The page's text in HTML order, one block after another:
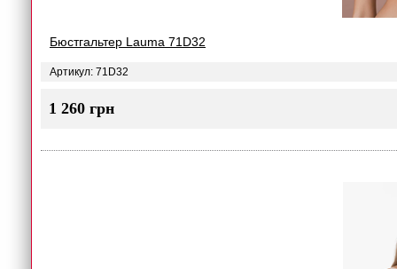
Бюстгальтер Lauma 71D32
Артикул: 71D32
1 260 грн